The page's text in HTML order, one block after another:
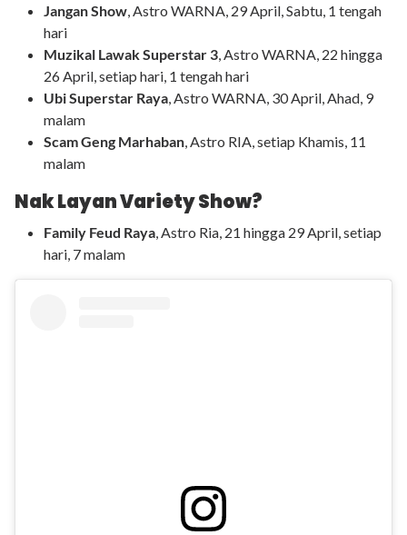
Jangan Show , Astro WARNA, 29 April, Sabtu, 1 tengah
hari
Muzikal Lawak Superstar 3 , Astro WARNA, 22 hingga
26 April, setiap hari, 1 tengah hari
Ubi Superstar Raya , Astro WARNA, 30 April, Ahad, 9
malam
Scam Geng Marhaban , Astro RIA, setiap Khamis, 11
malam
Nak Layan Variety Show?
Family Feud Raya , Astro Ria, 21 hingga 29 April, setiap
hari, 7 malam